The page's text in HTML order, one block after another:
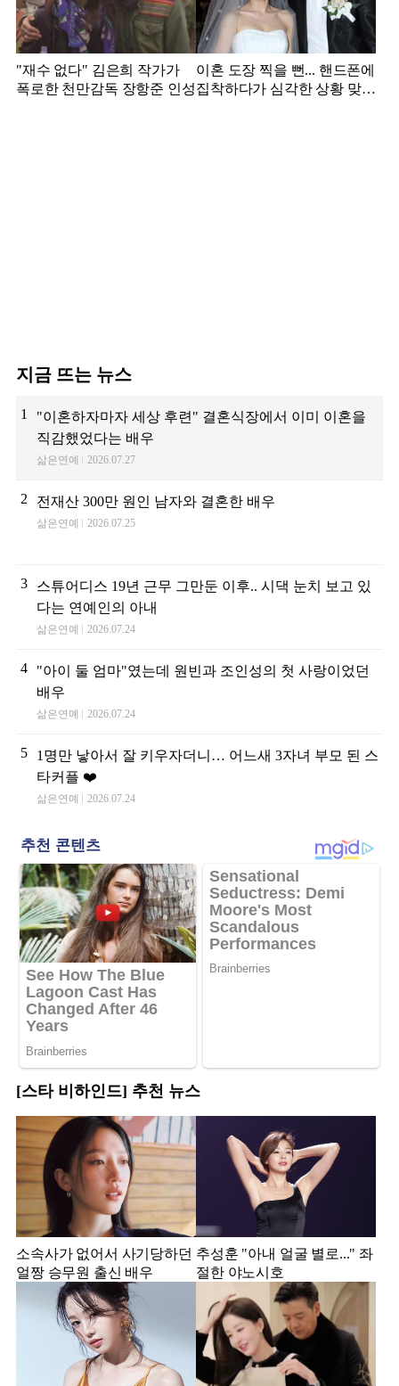
"재수 없다" 김은희 작가가
폭로한 천만감독 장항준 인성
이혼 도장 찍을 뻔... 핸드폰에
집착하다가 심각한 상황 맞은
지금 뜨는 뉴스
1
"이혼하자마자 세상 후련" 결혼식장에서 이미 이혼을
직감했었다는 배우
삶은연예 2026.07.27
2 전재산 300만 원인 남자와 결혼한 배우
삶은연예 2026.07.25
3
스튜어디스 19년 근무 그만둔 이후.. 시댁 눈치 보고 있
다는 연예인의 아내
삶은연예 2026.07.24
4
"아이 둘 엄마"였는데 원빈과 조인성의 첫 사랑이었던
배우
삶은연예 2026.07.24
5
1명만 낳아서 잘 키우자더니… 어느새 3자녀 부모 된 스
타커플 ❤️
삶은연예 2026.07.24
[스타 비하인드] 추천 뉴스
소속사가 없어서 사기당하던
얼짱 승무원 출신 배우
추성훈 "아내 얼굴 별로..." 좌
절한 야노시호